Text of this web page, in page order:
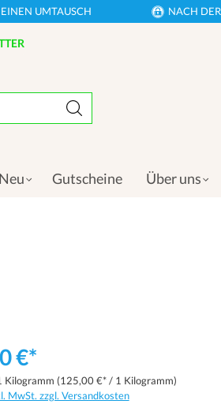
EINEN UMTAUSCH NACH
Neu Gutscheine Über uns
€*
Kilogramm (125,00 €* / 1 Kilogramm)
MwSt. zzgl. Versandkosten